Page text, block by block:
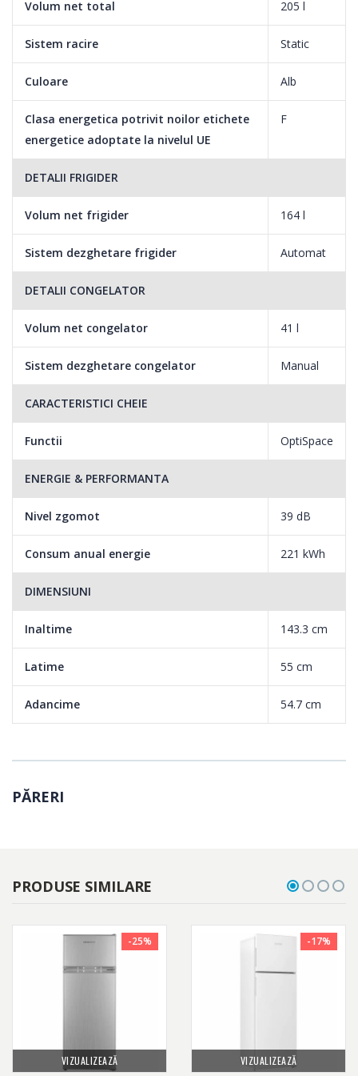
Caracteristici:
Capacitate neta a congelatorului: 41 litri
Capacitate neta a frigiderului: 164 l
Foarte silentios: doar 39 dB
Dezghetare automata a frigiderului
Control elecronic al temperaturii
Rafturi frigider: 3 latime normala, sticla cu margine de
protectie
Sertare frigider: 1 Latime normala, Plastic transparent
Amplasare balamale usa: balamale pe dreapta, reversibila
Picioruse: reglabile
Volum net total 205 l
Sistem racire Static
Culoare Alb
Clasa energetica potrivit noilor etichete
energetice adoptate la nivelul UE
F
DETALII FRIGIDER
Volum net frigider 164 l
Sistem dezghetare frigider Automat
DETALII CONGELATOR
Volum net congelator 41 l
Sistem dezghetare congelator Manual
CARACTERISTICI CHEIE
Functii OptiSpace
ENERGIE & PERFORMANTA
Nivel zgomot 39 dB
Consum anual energie 221 kWh
DIMENSIUNI
Inaltime 143.3 cm
Latime 55 cm
Adancime 54.7 cm
PĂRERI
PRODUSE SIMILARE
VIZUALIZEAZĂ
-25%
VIZUALIZEAZĂ
-17%